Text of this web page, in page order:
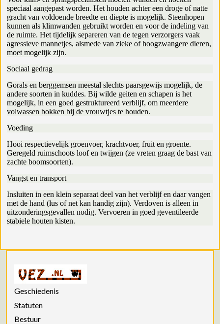
speciaal aangepast worden. Het houden achter een droge of natte
gracht van voldoende breedte en diepte is mogelijk. Steenhopen
kunnen als klimwanden gebruikt worden en voor de indeling van
de ruimte. Het tijdelijk separeren van de tegen verzorgers vaak
agressieve mannetjes, alsmede van zieke of hoogzwangere dieren,
moet mogelijk zijn.
Sociaal gedrag
Gorals en berggemsen meestal slechts paarsgewijs mogelijk, de
andere soorten in kuddes. Bij wilde geiten en schapen is het
mogelijk, in een goed gestruktureerd verblijf, om meerdere
volwassen bokken bij de vrouwtjes te houden.
Voeding
Hooi respectievelijk groenvoer, krachtvoer, fruit en groente.
Geregeld ruimschoots loof en twijgen (ze vreten graag de bast van
zachte boomsoorten).
Vangst en transport
Insluiten in een klein separaat deel van het verblijf en daar vangen
met de hand (lus of net kan handig zijn). Verdoven is alleen in
uitzonderingsgevallen nodig. Vervoeren in goed geventileerde
stabiele houten kisten.
Geschiedenis
Statuten
Bestuur